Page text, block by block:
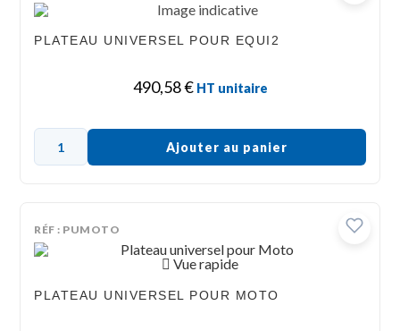
PLATEAU UNIVERSEL POUR EQUI2
490,58€ HT unitaire
Ajouter au panier
RÉF : PUMOTO
Vue rapide
PLATEAU UNIVERSEL POUR MOTO